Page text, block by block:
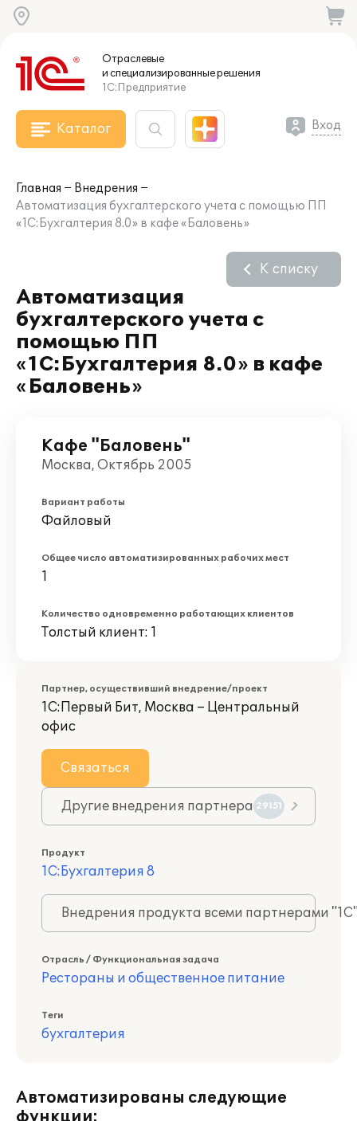
Отраслевые
и специализированныерешения
1С:Предприятие
Каталог Вход
Главная
Внедрения
Автоматизация бухгалтерского учета с помощью ПП
«1С:Бухгалтерия 8.0» в кафе «Баловень»
Автоматизация
бухгалтерского учета с
помощью ПП
«1С:Бухгалтерия 8.0» в кафе
«Баловень»
К списку
Кафе "Баловень"
Москва, Октябрь 2005
Вариант работы
Файловый
Общее число автоматизированных рабочих мест
1
Количество одновременно работающих клиентов
Толстый клиент: 1
Партнер, осуществивший внедрение/проект
1С:Первый Бит, Москва – Центральный
офис
Связаться
Другие внедрения партнера 29151
Продукт
1С:Бухгалтерия 8
Внедрения продукта всеми партнерами
Отрасль / Функциональная задача
Рестораны и общественное питание
Теги
бухгалтерия
Автоматизированы следующие
функции: